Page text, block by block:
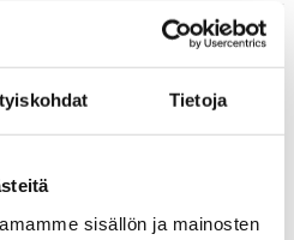
Tietoja
sisällön ja mainosten